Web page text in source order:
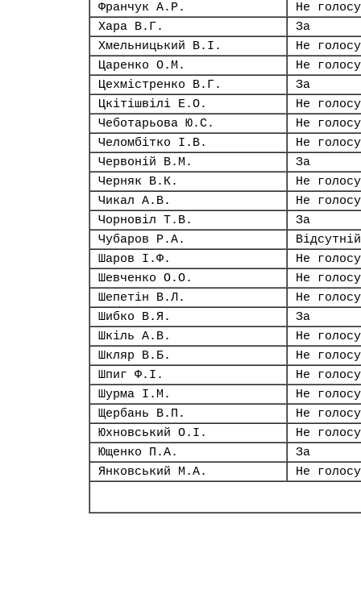
Франчук А.Р.
Не
Хара В.Г.
За
Хмельницький В.І.
Не
Царенко О.М.
Не
Цехмістренко В.Г.
За
Цкітішвілі Е.О.
Не
Чеботарьова Ю.С.
Не
Челомбітко І.В.
Не
Червоній В.М.
За
Черняк В.К.
Не
Чикал А.В.
Не
Чорновіл Т.В.
За
Чубаров Р.А.
Відсутній
Шаров І.Ф.
Не
Шевченко О.О.
Не
Шепетін В.Л.
Не
Шибко В.Я.
За
Шкіль А.В.
Не
Шкляр В.Б.
Не
Шпиг Ф.І.
Не
Шурма І.М.
Не
Щербань В.П.
Не
Юхновський О.І.
Не
Ющенко П.А.
За
Янковський М.А.
Не